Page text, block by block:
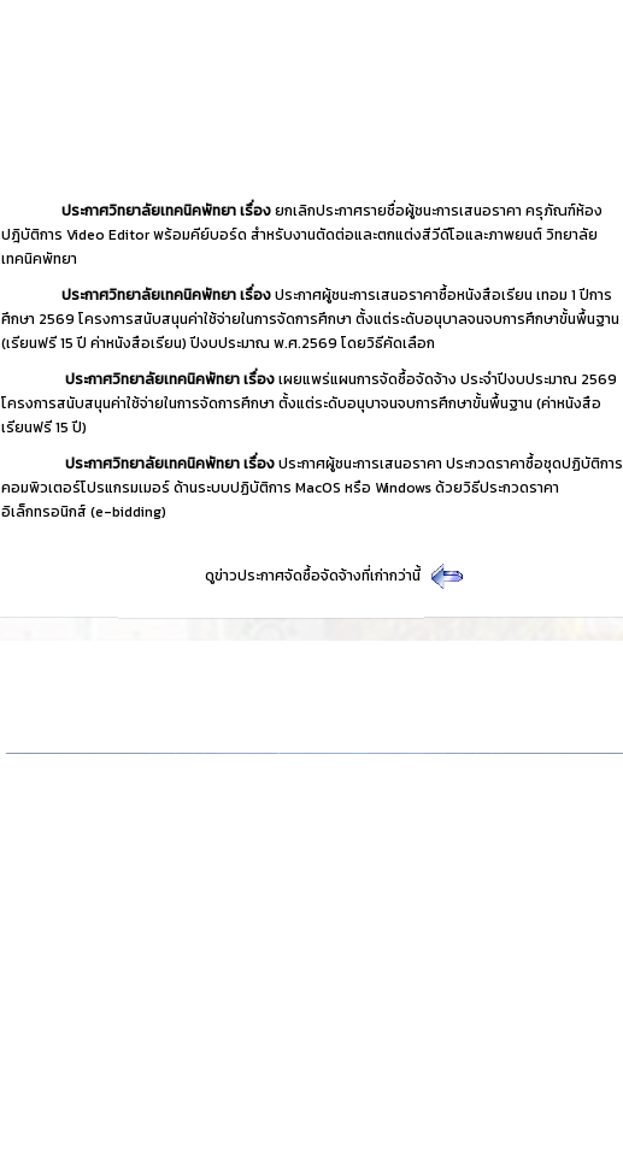
ประกาศวิทยาลัยเทคนิคพัทยา เรื่องยกเลิกประกาศรายชื่อผู้ชนะการเสนอราคา ครุภัณฑ์ห้อง
ปฎิบัติการ Video Editor พร้อมคีย์บอร์ด สำหรับงานตัดต่อและตกแต่งสีวีดีโอและภาพยนต์ วิทยาลัย
เทคนิคพัทยา
ประกาศวิทยาลัยเทคนิคพัทยา เรื่องประกาศผู้ชนะการเสนอราคาซื้อหนังสือเรียน เทอม 1 ปีการ
ศึกษา 2569 โครงการสนับสนุนค่าใช้จ่ายในการจัดการศึกษา ตั้งแต่ระดับอนุบาลจนจบการศึกษาขั้นพื้นฐาน
(เรียนฟรี 15 ปี ค่าหนังสือเรียน) ปีงบประมาณ พ.ศ.2569 โดยวิธีคัดเลือก
ประกาศวิทยาลัยเทคนิคพัทยา เรื่องเผยแพร่แผนการจัดซื้อจัดจ้าง ประจำปีงบประมาณ 2569
โครงการสนับสนุนค่าใช้จ่ายในการจัดการศึกษา ตั้งแต่ระดับอนุบาจนจบการศึกษาขั้นพื้นฐาน (ค่าหนังสือ
เรียนฟรี 15 ปี)
ประกาศวิทยาลัยเทคนิคพัทยา เรื่องประกาศผู้ชนะการเสนอราคา ประกวดราคาซื้อชุดปฏิบัติการ
คอมพิวเตอร์โปรแกรมเมอร์ ด้านระบบปฏิบัติการ MacOS หรือ Windows ด้วยวิธีประกวดราคา
อิเล็กทรอนิกส์ (e-bidding)
ดูข่าวประกาศจัดซื้อจัดจ้างที่เก่ากว่านี้